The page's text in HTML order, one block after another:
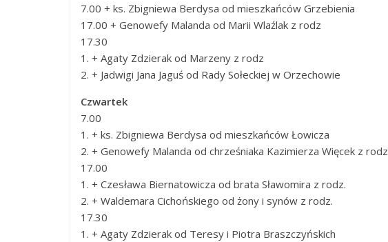
7.00 + ks. Zbigniewa Berdysa od mieszkańców Grzebienia
17.00 + Genowefy Malanda od Marii Wlaźlak z rodz
17.30
1. + Agaty Zdzierak od Marzeny z rodz
2. + Jadwigi Jana Jaguś od Rady Sołeckiej w Orzechowie
Czwartek
7.00
1. + ks. Zbigniewa Berdysa od mieszkańców Łowicza
2. + Genowefy Malanda od chrześniaka Kazimierza Więcek z rodz
17.00
1. + Czesława Biernatowicza od brata Sławomira z rodz.
2. + Waldemara Cichońskiego od żony i synów z rodz.
17.30
1. + Agaty Zdzierak od Teresy i Piotra Braszczyńskich